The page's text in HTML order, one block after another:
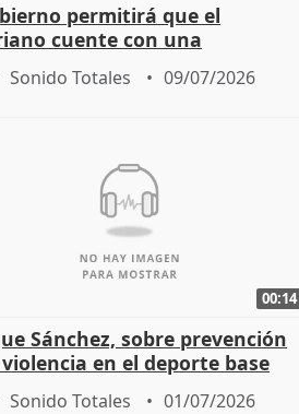
permitirá que el
cuente con una
docente propia
Sonido Totales 09/07/2026
00:14
Sánchez, sobre prevención
en el deporte base
Sonido Totales 01/07/2026